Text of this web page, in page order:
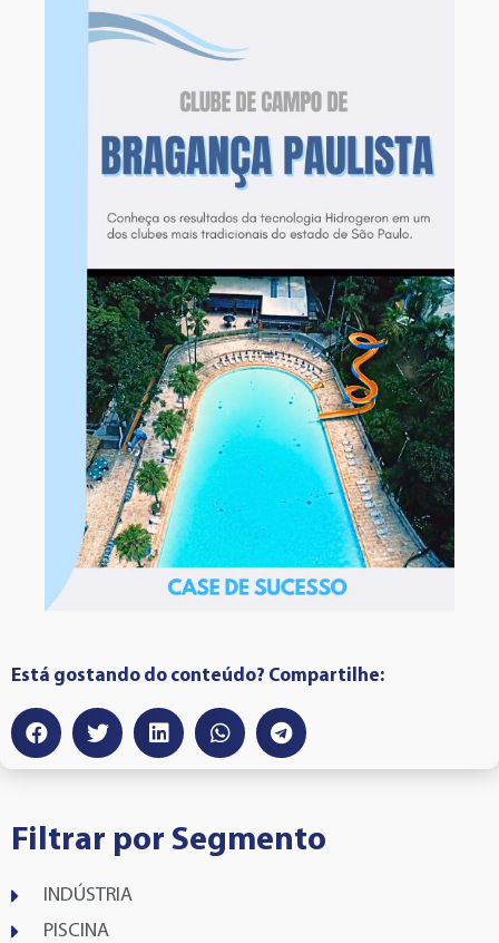
Está gostando do conteúdo? Compartilhe:
Filtrar por Segmento
INDÚSTRIA
PISCINA